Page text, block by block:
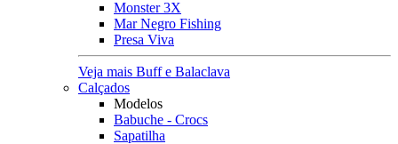
Monster 3X
Mar Negro Fishing
Presa Viva
Veja mais Buff e Balaclava
Calçados
Modelos
Babuche - Crocs
Sapatilha